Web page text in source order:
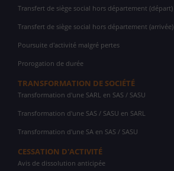
Transfert de siège social hors département (départ)
Transfert de siège social hors département (arrivée)
Poursuite d'activité malgré pertes
Prorogation de durée
TRANSFORMATION DE SOCIÉTÉ
Transformation d'une SARL en SAS / SASU
Transformation d'une SAS / SASU en SARL
Transformation d'une SA en SAS / SASU
CESSATION D'ACTIVITÉ
Avis de dissolution anticipée